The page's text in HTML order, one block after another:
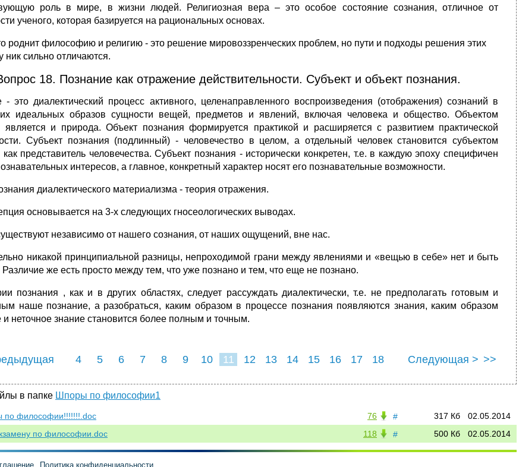
роль в мире, в жизни людей. Религиозная вера – это особое состояние сознания, отличное от
ученого, которая базируется на рациональных основах.
роднит философию и религию - это решение мировоззренческих проблем, но пути и подходы решения этих
ник сильно отличаются.
18. Познание как отражение действительности. Субъект и объект познания.
- это диалектический процесс активного, целенаправленного воспроизведения (отображения) сознаний в
идеальных образов сущности вещей, предметов и явлений, включая человека и общество. Объектом
является и природа. Объект познания формируется практикой и расширяется с развитием практической
Субъект познания (подлинный) - человечество в целом, а отдельный человек становится субъектом
как представитель человечества. Субъект познания - исторически конкретен, т.е. в каждую эпоху специфичен
интересов, а главное, конкретный характер носят его познавательные возможности.
диалектического материализма - теория отражения.
основывается на 3-х следующих гносеологических выводах.
независимо от нашего сознания, от наших ощущений, вне нас.
никакой принципиальной разницы, непроходимой грани между явлениями и «вещью в себе» нет и быть
Различие же есть просто между тем, что уже познано и тем, что еще не познано.
познания , как и в других областях, следует рассуждать диалектически, т.е. не предполагать готовым и
наше познание, а разобраться, каким образом в процессе познания появляются знания, каким образом
и неточное знание становится более полным и точным.
4 5 6 7 8 9 10 11 12 13 14 15 16 17
18
Следующая > >>
в папке Шпоры по философии1
# 02.05.2014
317 Кб
76
по философии!!!!!!!.doc
#
02.05.2014
500 Кб
118
по философии.doc
Политика конфиденциальности